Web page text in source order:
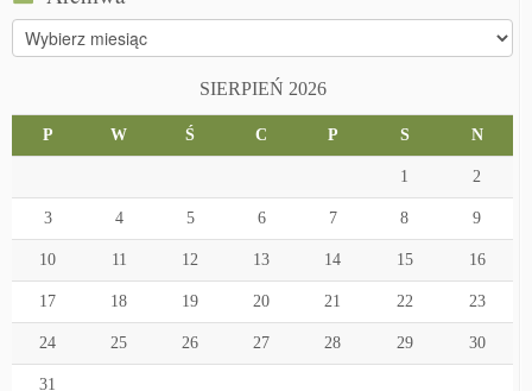
Archiwa
SIERPIEŃ 2026
P W Ś C P S N
1 2
3 4 5 6 7 8 9
10 11 12 13 14 15 16
17 18 19 20 21 22 23
24 25 26 27 28 29 30
31